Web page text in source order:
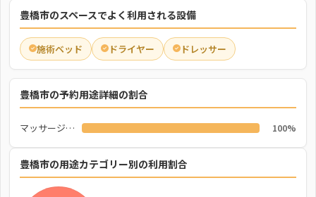
豊橋市のスペースでよく利用される設備
施術ベッド ドライヤー ドレッサー
豊橋市の予約用途詳細の割合
マッサージ・施術 100%
豊橋市の用途カテゴリー別の利用割合